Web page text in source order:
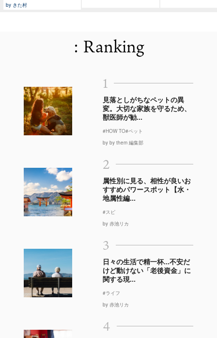
by きた村
: Ranking
1
見落としがちなペットの異
変。大切な家族を守るため、
獣医師が勧...
#HOW TO#ペット
by by them 編集部
2
属性別に見る、相性が良いお
すすめパワースポット【水・
地属性編...
#スピ
by 赤池リカ
3
日々の生活で精一杯…不安だ
けど動けない「老後資金」に
関する現...
#ライフ
by 赤池リカ
4